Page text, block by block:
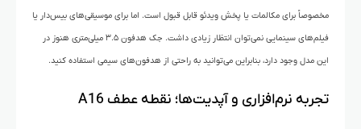
مخصوصاً برای مکالمات یا پخش ویدئو قابل قبول است. اما برای موسیقی‌های بیس‌دار یا
فیلم‌های سینمایی نمی‌توان انتظار زیادی داشت. جک هدفون ۳.۵ میلی‌متری هنوز در
این مدل وجود دارد، بنابراین می‌توانید به راحتی از هدفون‌های سیمی استفاده کنید.
تجربه نرم‌افزاری و آپدیت‌ها؛ نقطه عطف A16